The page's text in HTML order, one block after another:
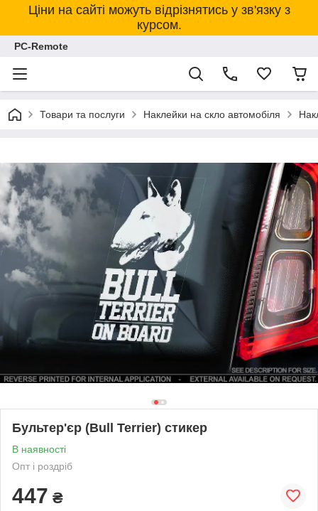
Ціни на сайті можуть відрізнятись у зв'язку з
курсом.
PC-Remote
Товари та послуги Наклейки на скло автомобіля
Бультер'єр (Bull Terrier) стикер
В наявності
Опт і роздріб
447 ₴